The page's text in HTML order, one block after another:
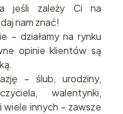
jeśli zależy Ci na
nam znać!
– działamy na rynku
opinie klientów są
– ślub, urodziny,
walentynki,
wiele innych – zawsze